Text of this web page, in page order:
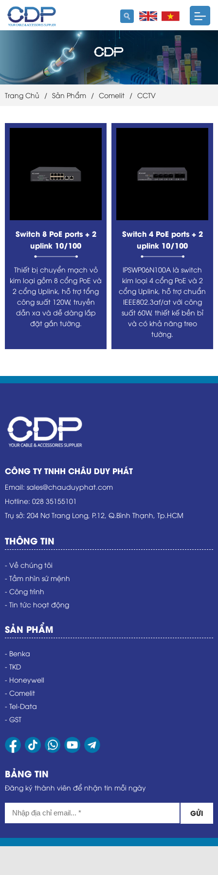
Trang Chủ / Sản Phẩm / Comelit / CCTV
Switch 8 PoE ports + 2
uplink 10/100
Thiết bị chuyển mạch vỏ
kim loại gồm 8 cổng PoE và
2 cổng Uplink, hỗ trợ tổng
công suất 120W, truyền
dẫn xa và dễ dàng lắp
đặt gắn tường.
Switch 4 PoE ports + 2
uplink 10/100
IPSWP06N100A là switch
kim loại 4 cổng PoE và 2
cổng Uplink, hỗ trợ chuẩn
IEEE802.3af/at với công
suất 60W, thiết kế bền bỉ
và có khả năng treo
tường.
CÔNG TY TNHH CHÂU DUY PHÁT
Email: sales@chauduyphat.com
Hotline: 028 35155101
Trụ sở: 204 Nơ Trang Long, P.12, Q.Bình Thạnh, Tp.HCM
THÔNG TIN
- Về chúng tôi
- Tầm nhìn sứ mệnh
- Công trình
- Tin tức hoạt động
SẢN PHẨM
- Benka
- TKD
- Honeywell
- Comelit
- Tel-Data
- GST
BẢNG TIN
Đăng ký thành viên để nhận tin mỗi ngày
GỬI